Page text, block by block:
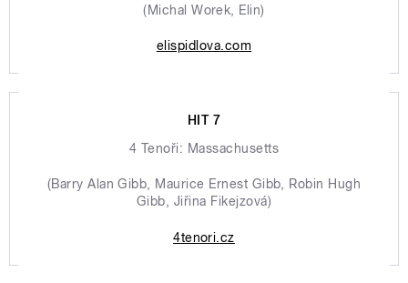
(Michal Worek, Elin)
elispidlova.com
HIT 7
4 Tenoři: Massachusetts
(Barry Alan Gibb, Maurice Ernest Gibb, Robin Hugh
Gibb, Jiřina Fikejzová)
4tenori.cz